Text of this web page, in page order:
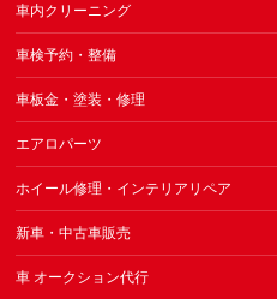
車内クリーニング
車検予約・整備
車板金・塗装・修理
エアロパーツ
ホイール修理・インテリアリペア
新車・中古車販売
車 オークション代行